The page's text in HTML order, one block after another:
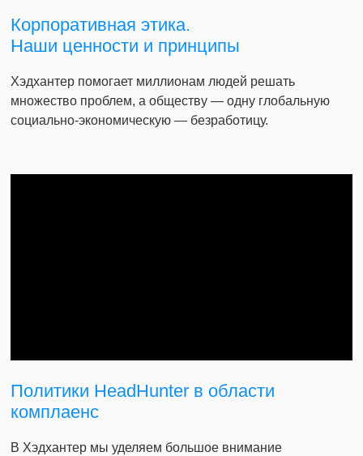
Корпоративная этика.
Наши ценности и принципы
Хэдхантер помогает миллионам людей решать
множество проблем, а обществу — одну глобальную
социально-экономическую — безработицу.
Политики HeadHunter в области
комплаенс
В Хэдхантер мы уделяем большое внимание